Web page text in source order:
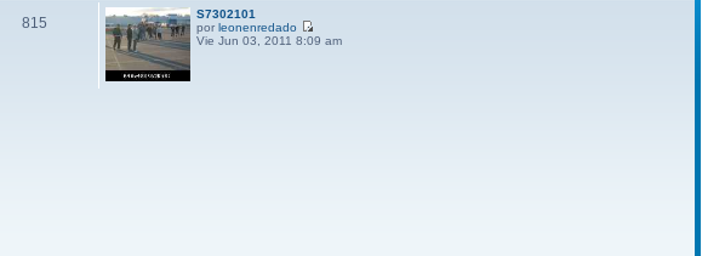
815
S7302101
por leonenredado
Vie Jun 03, 2011 8:09 am